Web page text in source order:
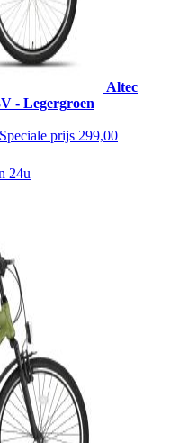
Altec
- Legergroen
Speciale prijs 299,00
24u